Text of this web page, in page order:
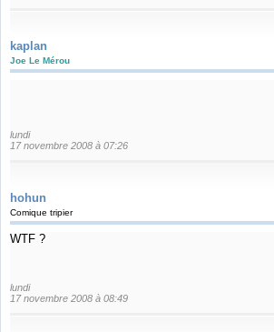
kaplan
Joe Le Mérou
lundi
17 novembre 2008 à 07:26
hohun
Comique tripier
WTF ?
lundi
17 novembre 2008 à 08:49